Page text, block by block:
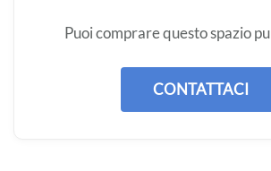
Puoi comprare questo spazio
CONTATTACI